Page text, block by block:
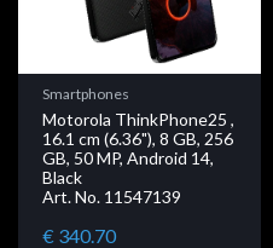
Smartphones
Motorola ThinkPhone25 ,
16.1 cm (6.36"), 8 GB, 256
GB, 50 MP, Android 14,
Black
Art. No. 11547139
€ 340.70